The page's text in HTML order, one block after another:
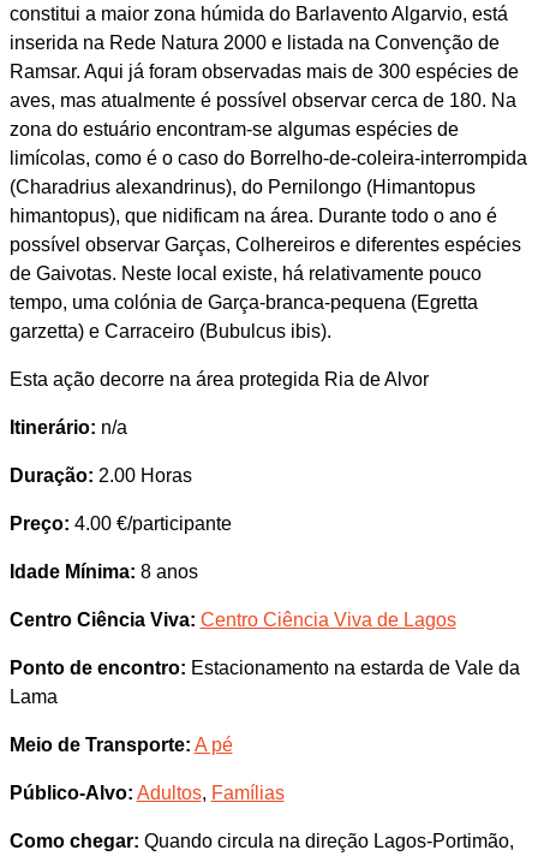
constitui a maior zona húmida do Barlavento Algarvio, está
inserida na Rede Natura 2000 e listada na Convenção de
Ramsar. Aqui já foram observadas mais de 300 espécies de
aves, mas atualmente é possível observar cerca de 180. Na
zona do estuário encontram-se algumas espécies de
limícolas, como é o caso do Borrelho-de-coleira-interrompida
(Charadrius alexandrinus), do Pernilongo (Himantopus
himantopus), que nidificam na área. Durante todo o ano é
possível observar Garças, Colhereiros e diferentes espécies
de Gaivotas. Neste local existe, há relativamente pouco
tempo, uma colónia de Garça-branca-pequena (Egretta
garzetta) e Carraceiro (Bubulcus ibis).
Esta ação decorre na área protegida Ria de Alvor
Itinerário: n/a
Duração: 2.00 Horas
Preço: 4.00 €/participante
Idade Mínima: 8 anos
Centro Ciência Viva: Centro Ciência Viva de Lagos
Ponto de encontro: Estacionamento na estarda de Vale da
Lama
Meio de Transporte: A pé
Público-Alvo: Adultos, Famílias
Como chegar: Quando circula na direção Lagos-Portimão,